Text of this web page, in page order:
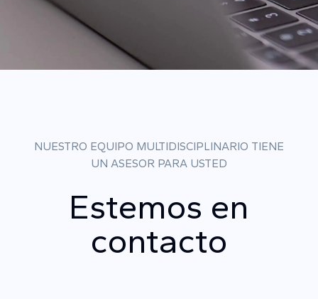
NUESTRO EQUIPO MULTIDISCIPLINARIO TIENE
UN ASESOR PARA USTED
Estemos en
contacto